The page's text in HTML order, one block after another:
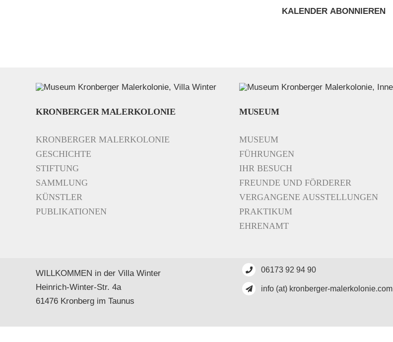
KALENDER ABONNIEREN
KRONBERGER MALERKOLONIE
KRONBERGER MALERKOLONIE
GESCHICHTE
STIFTUNG
SAMMLUNG
KÜNSTLER
PUBLIKATIONEN
MUSEUM
MUSEUM
FÜHRUNGEN
IHR BESUCH
FREUNDE UND FÖRDERER
VERGANGENE AUSSTELLUNGEN
PRAKTIKUM
EHRENAMT
WILLKOMMEN in der Villa Winter
Heinrich-Winter-Str. 4a
61476 Kronberg im Taunus
06173 92 94 90
info (at) kronberger-malerkolonie.com